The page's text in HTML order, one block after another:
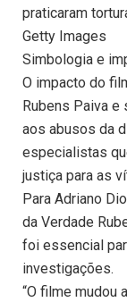
praticaram
Getty Images
Simbologia e
O impacto do
Rubens Paiva
aos abusos da
especialistas
justiça para as
Para Adriano
da Verdade
foi essencial
investigações.
“O filme mudou